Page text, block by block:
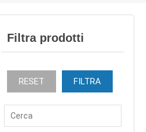
Filtra prodotti
RESET FILTRA